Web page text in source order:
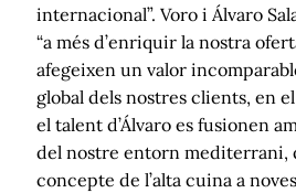
internacional”. Voro i Álvaro
“a més d’enriquir la nostra
afegeixen un valor
global dels nostres clients, en
el talent d’Álvaro es fusionen
del nostre entorn mediterrani,
concepte de l’alta cuina a